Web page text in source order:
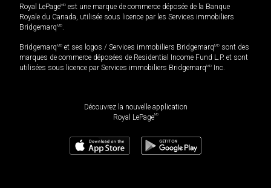
Royal LePageMD est une marque de commerce déposée de la Banque
Royale du Canada, utilisée sous licence par les Services immobiliers
BridgemarqMD.
BridgemarqMD et ses logos / Services immobiliers BridgemarqMD sont des
marques de commerce déposées de Residential Income Fund L.P. et sont
utilisées sous licence par Services immobiliers BridgemarqMD Inc.
Découvrez la nouvelle application
Royal LePageMD